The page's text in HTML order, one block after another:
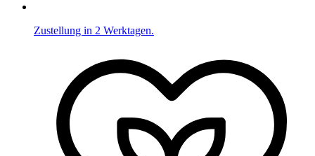
Zustellung in 2 Werktagen.